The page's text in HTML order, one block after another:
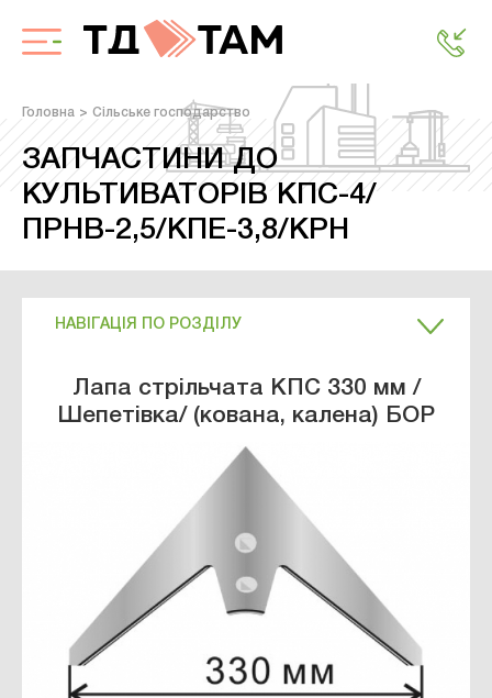
Головна Сільське господарство
ЗАПЧАСТИНИ ДО
КУЛЬТИВАТОРІВ КПС-4/
ПРНВ-2,5/КПЕ-3,8/КРН
НАВІГАЦІЯ ПО РОЗДІЛУ
Лапа стрільчата КПС 330 мм /
Шепетівка/ (кована, калена) БОР